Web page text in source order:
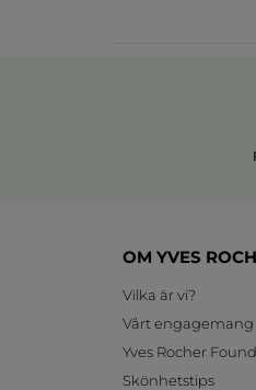
OM YVES
Vilka är vi?
Vårt engagemang
Yves Rocher
Skönhetstips